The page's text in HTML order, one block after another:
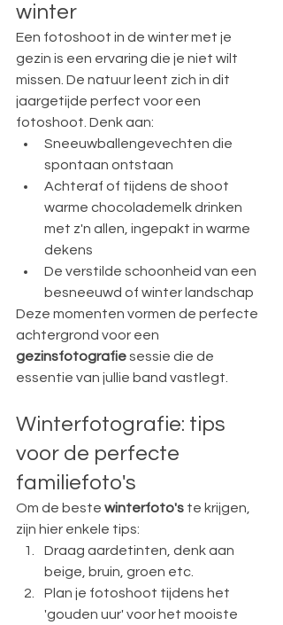
winter
Een fotoshoot in de winter met je
gezin is een ervaring die je niet wilt
missen. De natuur leent zich in dit
jaargetijde perfect voor een
fotoshoot. Denk aan:
Sneeuwballengevechten die
spontaan ontstaan
Achteraf of tijdens de shoot
warme chocolademelk drinken
met z'n allen, ingepakt in warme
dekens
De verstilde schoonheid van een
besneeuwd of winter landschap
Deze momenten vormen de perfecte
achtergrond voor een
gezinsfotografie sessie die de
essentie van jullie band vastlegt.
Winterfotografie: tips
voor de perfecte
familiefoto's
Om de beste winterfoto's te krijgen,
zijn hier enkele tips:
Draag aardetinten, denk aan
beige, bruin, groen etc.
Plan je fotoshoot tijdens het
'gouden uur' voor het mooiste